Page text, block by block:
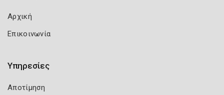
Αρχική
Επικοινωνία
Υπηρεσίες
Αποτίμηση